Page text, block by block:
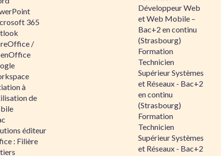
365
/
à
de
éditeur
: Filière
Développeur Web
et Web Mobile –
Bac+2 en continu
(Strasbourg)
Formation
Technicien
Supérieur Systèmes
et Réseaux - Bac+2
en continu
(Strasbourg)
Formation
Technicien
Supérieur Systèmes
et Réseaux - Bac+2